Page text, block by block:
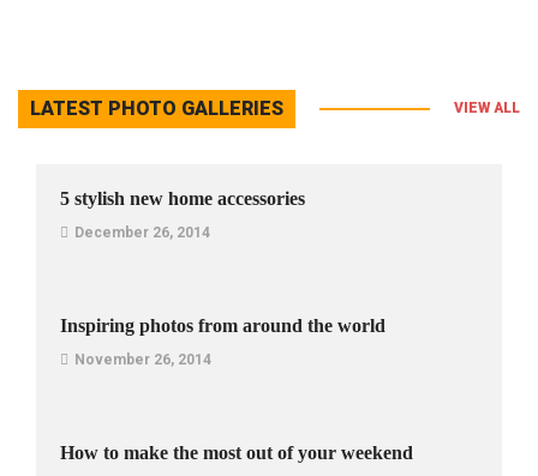
LATEST PHOTO GALLERIES VIEW ALL
5 stylish new home accessories
December 26, 2014
Inspiring photos from around the world
November 26, 2014
How to make the most out of your weekend